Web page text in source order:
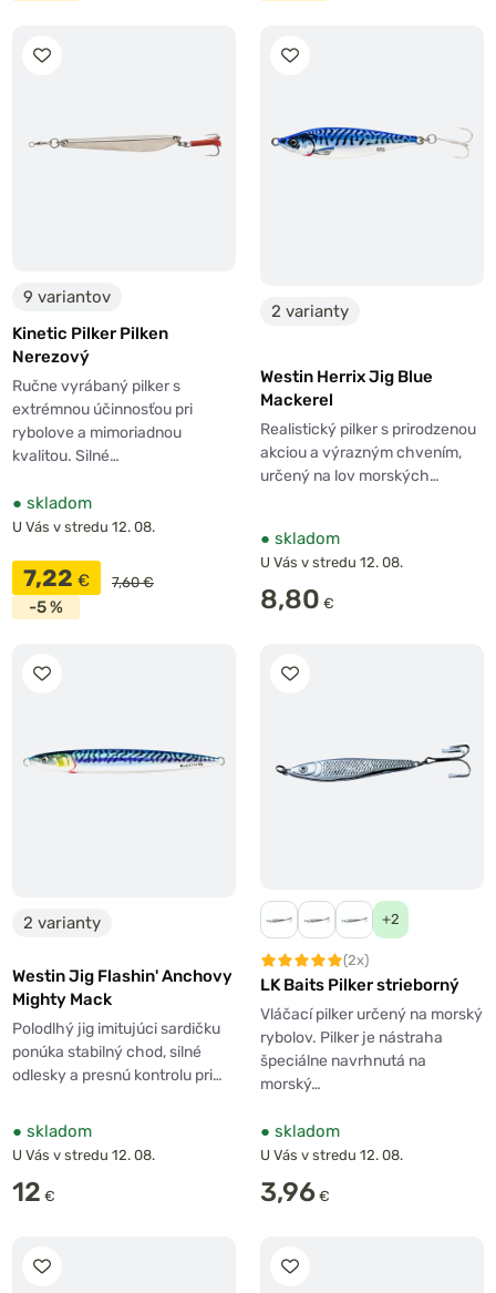
9 variantov
Kinetic Pilker Pilken
Nerezový
Ručne vyrábaný pilker s
extrémnou účinnosťou pri
rybolove a mimoriadnou
kvalitou. Silné…
● skladom
U Vás v stredu 12. 08.
7,22 € 7,60 €
-5 %
2 varianty
Westin Herrix Jig Blue
Mackerel
Realistický pilker s prirodzenou
akciou a výrazným chvením,
určený na lov morských…
● skladom
U Vás v stredu 12. 08.
8,80 €
2 varianty
Westin Jig Flashin' Anchovy
Mighty Mack
Polodlhý jig imitujúci sardičku
ponúka stabilný chod, silné
odlesky a presnú kontrolu pri…
● skladom
U Vás v stredu 12. 08.
12 €
+2
(2x)
LK Baits Pilker strieborný
Vláčací pilker určený na morský
rybolov. Pilker je nástraha
špeciálne navrhnutá na
morský…
● skladom
U Vás v stredu 12. 08.
3,96 €